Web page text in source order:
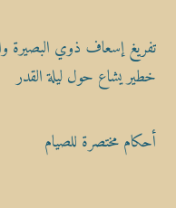
تفريغ إسعاف ذوي البصيرة
خطير يشاع حول ليلة القدر
أحكام مختصرة للصيام